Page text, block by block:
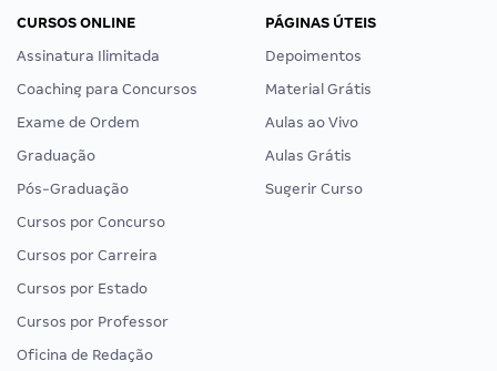
CURSOS ONLINE
Assinatura Ilimitada
Coaching para Concursos
Exame de Ordem
Graduação
Pós-Graduação
Cursos por Concurso
Cursos por Carreira
Cursos por Estado
Cursos por Professor
Oficina de Redação
PÁGINAS ÚTEIS
Depoimentos
Material Grátis
Aulas ao Vivo
Aulas Grátis
Sugerir Curso